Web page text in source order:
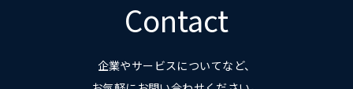
Contact
企業やサービスについてなど、